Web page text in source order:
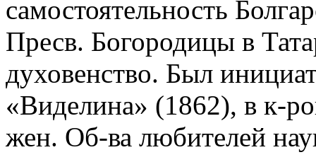
самостоятельность
Пресв. Богородицы в
духовенство. Был
«Виделина» (1862), в к-
жен. Об-ва любителей